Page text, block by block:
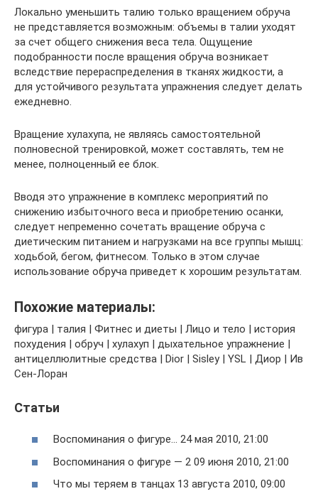
Локально уменьшить талию только вращением обруча
не представляется возможным: объемы в талии уходят
за счет общего снижения веса тела. Ощущение
подобранности после вращения обруча возникает
вследствие перераспределения в тканях жидкости, а
для устойчивого результата упражнения следует делать
ежедневно.
Вращение хулахупа, не являясь самостоятельной
полновесной тренировкой, может составлять, тем не
менее, полноценный ее блок.
Вводя это упражнение в комплекс мероприятий по
снижению избыточного веса и приобретению осанки,
следует непременно сочетать вращение обруча с
диетическим питанием и нагрузками на все группы мышц:
ходьбой, бегом, фитнесом. Только в этом случае
использование обруча приведет к хорошим результатам.
Похожие материалы:
фигура | талия | Фитнес и диеты | Лицо и тело | история
похудения | обруч | хулахуп | дыхательное упражнение |
антицеллюлитные средства | Dior | Sisley | YSL | Диор | Ив
Сен-Лоран
Статьи
Воспоминания о фигуре… 24 мая 2010, 21:00
Воспоминания о фигуре — 2 09 июня 2010, 21:00
Что мы теряем в танцах 13 августа 2010, 09:00